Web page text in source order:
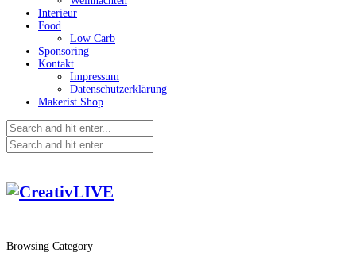
Interieur
Food
Low Carb
Sponsoring
Kontakt
Impressum
Datenschutzerklärung
Makerist Shop
Browsing Category